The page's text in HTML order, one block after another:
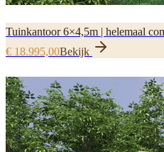
Tuinkantoor 6×4,5m | helemaal
€ 18.995,00Bekijk